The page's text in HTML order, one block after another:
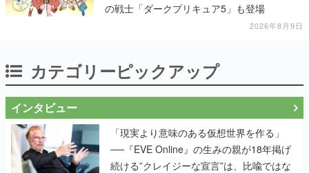
の戦士「ダークプリキュア5」も登場
2026年8月9日
カテゴリーピックアップ
インタビュー
「現実より意味のある仮想世界を作る」
──『EVE Online』の生みの親が18年掲げ
続ける”クレイジーな宣言”は、比喩ではな